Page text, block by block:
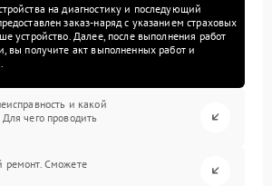
на диагностику и последующий
заказ-наряд с указанием страховых
устройство. Далее, после выполнения работ
вы получите акт выполненных работ и
и какой
чего проводить
ремонт. Сможете